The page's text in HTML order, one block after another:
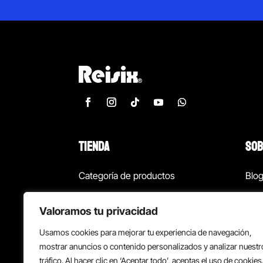
Valoramos tu privacidad
Usamos cookies para mejorar tu experiencia de navegación,
mostrar anuncios o contenido personalizados y analizar
tráfico. Al hacer clic en ‘Aceptar todo’, aceptas el uso de cookies.
TIENDA
Categoría de productos
¡Las mejores ofertas!
Back to school
Blog